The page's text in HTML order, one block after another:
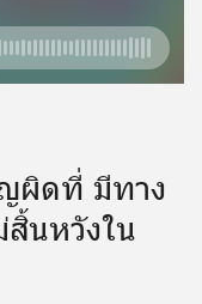
ผิดที่ มีทาง
สิ้นหวังใน